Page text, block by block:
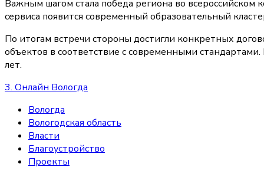
Важным шагом стала победа региона во всероссийском
сервиса появится современный образовательный
По итогам встречи стороны достигли конкретных
объектов в соответствие с современными
лет.
3. Онлайн Вологда
Вологда
Вологодская область
Власти
Благоустройство
Проекты